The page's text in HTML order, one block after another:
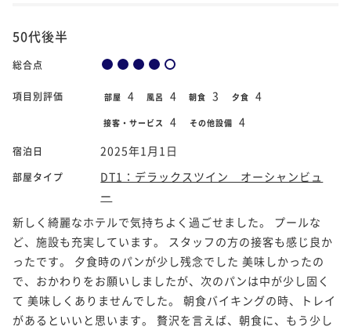
50代後半
総合点
項目別評価 部屋 4 風呂 4 朝食 3 夕食 4
接客・サービス 4 その他設備 4
宿泊日 2025年1月1日
部屋タイプ
DT1：デラックスツイン オーシャンビュ
ー
新しく綺麗なホテルで気持ちよく過ごせました。 プールな
ど、施設も充実しています。 スタッフの方の接客も感じ良か
ったです。 夕食時のパンが少し残念でした 美味しかったの
で、おかわりをお願いしましたが、次のパンは中が少し固く
て 美味しくありませんでした。 朝食バイキングの時、トレイ
があるといいと思います。 贅沢を言えば、朝食に、もう少し